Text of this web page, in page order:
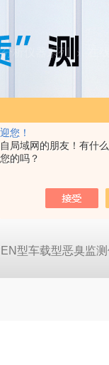
您！
局域网的朋友！有什
的吗？
分析仪器系列
型车载型恶臭监